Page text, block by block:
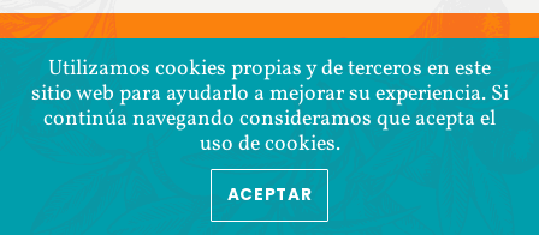
COPYRIGHT © 2026 COOPERATIVA TIERRA Y LIBERTAD
POLÍTICA DE CONFIDENCIALIDAD
Utilizamos cookies propias y de terceros en este
sitio web para ayudarlo a mejorar su experiencia. Si
continúa navegando consideramos que acepta el
uso de cookies.
ACEPTAR